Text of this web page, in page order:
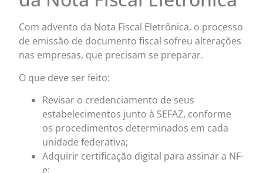
Com advento da Nota Fiscal Eletrônica, o processo
de emissão de documento fiscal sofreu alterações
nas empresas, que precisam se preparar.
O que deve ser feito:
Revisar o credenciamento de seus
estabelecimentos junto à SEFAZ, conforme
os procedimentos determinados em cada
unidade federativa;
Adquirir certificação digital para assinar a NF-
e;